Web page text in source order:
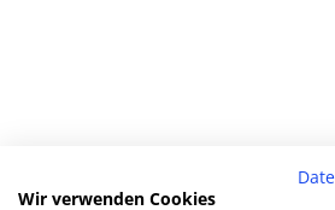
Wir verwenden Cookies